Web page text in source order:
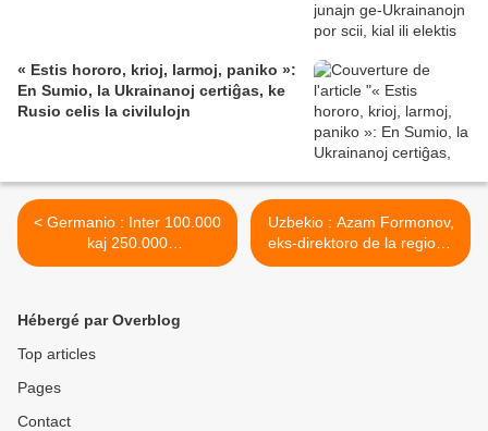
« Estis hororo, krioj, larmoj, paniko »:
En Sumio, la Ukrainanoj certiĝas, ke
Rusio celis la civilulojn
< Germanio : Inter 100.000
kaj 250.000
manifestaciantoj marŝadis
interŝanĝo inter EU kaj
Uzbekio : Azam Formonov,
eks-direktoro de la regiona
sekcio de Sirdarjo de la
Hébergé par Overblog
Top articles
Pages
Contact